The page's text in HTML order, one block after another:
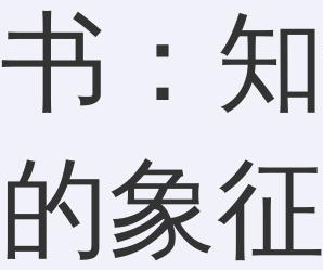
书：
的象征